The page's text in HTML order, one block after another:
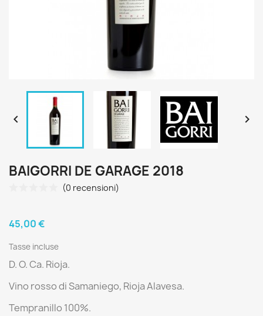
 
BAIGORRI DE GARAGE 2018
(0 recensioni)
45,00 €
Tasse incluse
D. O. Ca. Rioja.
Vino rosso di Samaniego, Rioja Alavesa.
Tempranillo 100%.